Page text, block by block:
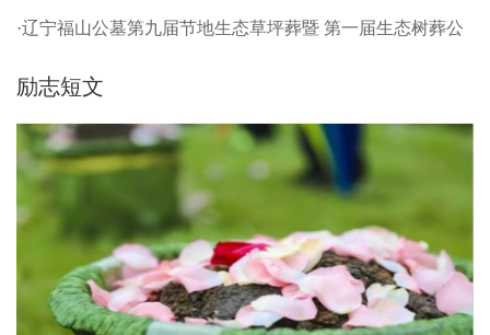
·辽宁福山公墓第九届节地生态草坪葬暨 第一届生态树葬公
励志短文